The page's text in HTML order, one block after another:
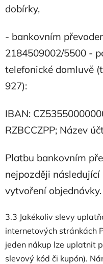
dobírky,
- bankovním
2184509002/5500 -
telefonické domluvě
927):
IBAN:
RZBCCZPP; Název
Platbu bankovním
nejpozději
vytvoření objednávky.
3.3 Jakékoliv slevy
internetových stránkách
jeden nákup lze uplatnit
slevový kód či kupón).